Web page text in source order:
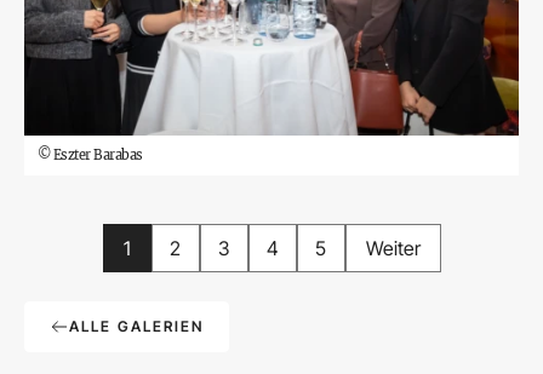
©Eszter Barabas
1 2 3 4 5 Weiter
ALLE GALERIEN